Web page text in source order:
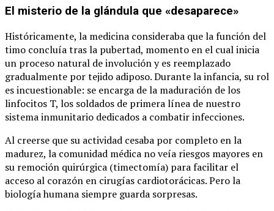
El misterio de la glándula que «desaparece»
Históricamente, la medicina consideraba que la función del
timo concluía tras la pubertad, momento en el cual inicia
un proceso natural de involución y es reemplazado
gradualmente por tejido adiposo. Durante la infancia, su rol
es incuestionable: se encarga de la maduración de los
linfocitos T, los soldados de primera línea de nuestro
sistema inmunitario dedicados a combatir infecciones.
Al creerse que su actividad cesaba por completo en la
madurez, la comunidad médica no veía riesgos mayores en
su remoción quirúrgica (timectomía) para facilitar el
acceso al corazón en cirugías cardiotorácicas. Pero la
biología humana siempre guarda sorpresas.